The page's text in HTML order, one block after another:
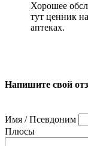
Хорошее
тут ценник
аптеках.
Напишите свой
Имя / Псевдоним
Плюсы